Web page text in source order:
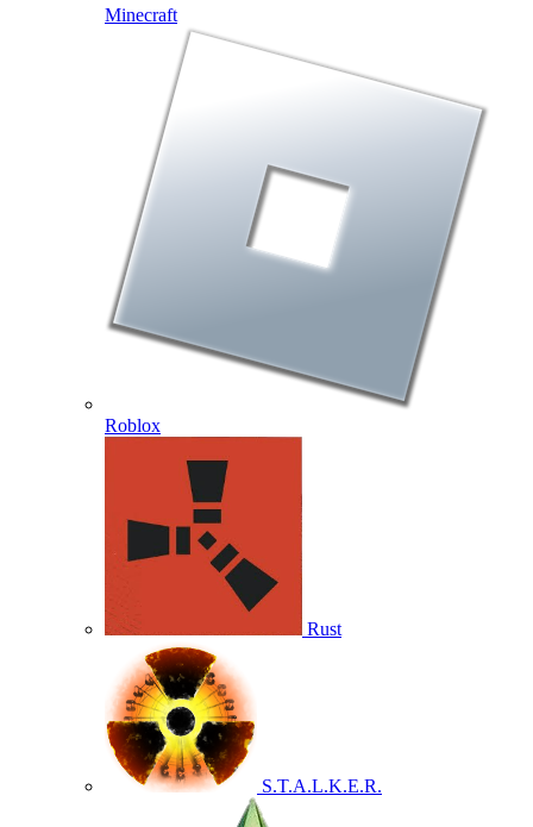
Minecraft
Roblox
Rust
S.T.A.L.K.E.R.